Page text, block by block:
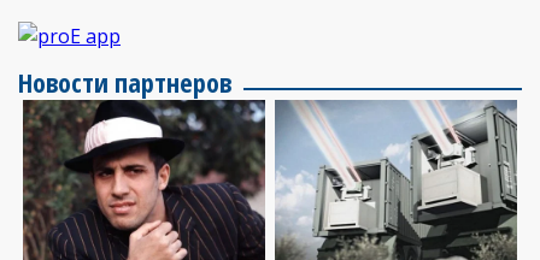
Новости партнеров